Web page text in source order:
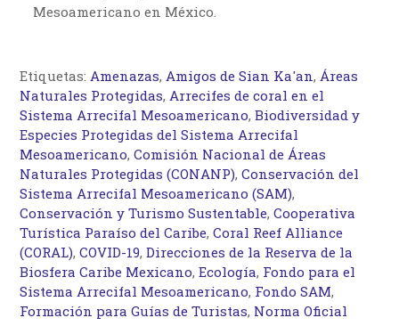
Mesoamericano en México.
Etiquetas: Amenazas, Amigos de Sian Ka'an, Áreas
Naturales Protegidas, Arrecifes de coral en el
Sistema Arrecifal Mesoamericano,Biodiversidad y
Especies Protegidas del Sistema Arrecifal
Mesoamericano,Comisión Nacional de Áreas
Naturales Protegidas (CONANP),Conservación del
Sistema Arrecifal Mesoamericano (SAM),
Conservación y Turismo Sustentable,Cooperativa
Turística Paraíso del Caribe,Coral Reef Alliance
(CORAL),COVID-19,Direcciones de la Reserva de la
Biosfera Caribe Mexicano,Ecología, Fondo para el
Sistema Arrecifal Mesoamericano, Fondo SAM,
Formación para Guías de Turistas, Norma Oficial